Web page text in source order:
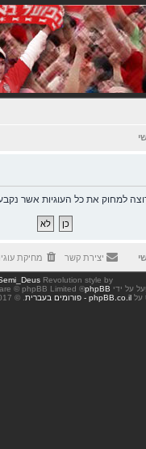
למחוק את כל העוגיות אשר
מחיקת יצירת קשר
Revolution style by
על ידי phpBB
® Forum Software © phpBB Limited
על phpBB.co.il - פורומים בעברית . © 2017 - phpBB.co.il.